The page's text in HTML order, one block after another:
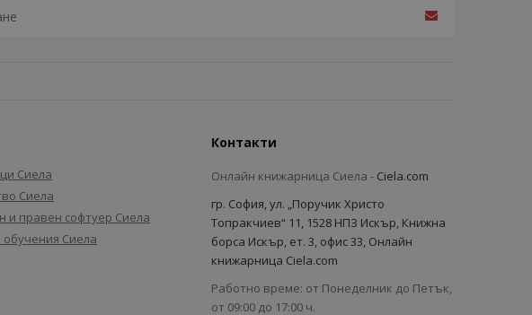
Сиела
Сиела
и правен софтуер Сиела
обучения Сиела
Контакти
Онлайн книжарница Сиела - Ciela.com
гр. София, ул. „Поручик Христо
Топракчиев“ 11, 1528 НПЗ Искър, Книжна
борса Искър, ет. 3, офис 33, Онлайн
книжарница Ciela.com
Работно време: от Понеделник до Петък,
от 09:00 до 17:00 ч.